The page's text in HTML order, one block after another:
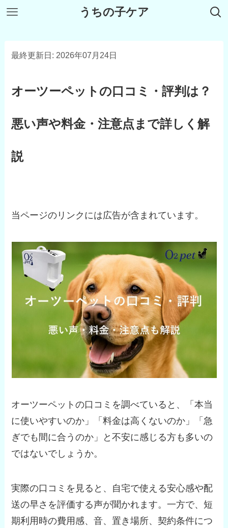
うちの子ケア
最終更新日: 2026年07月24日
オーツーペットの口コミ・評判は？
悪い声や料金・注意点まで詳しく解
説
当ページのリンクには広告が含まれています。
オーツーペットの口コミを調べていると、「本当
に使いやすいのか」「料金は高くないのか」「急
ぎでも間に合うのか」と不安に感じる方も多いの
ではないでしょうか。
実際の口コミを見ると、自宅で使える安心感や配
送の早さを評価する声が聞かれます。一方で、短
期利用時の費用感、音、置き場所、契約条件につ